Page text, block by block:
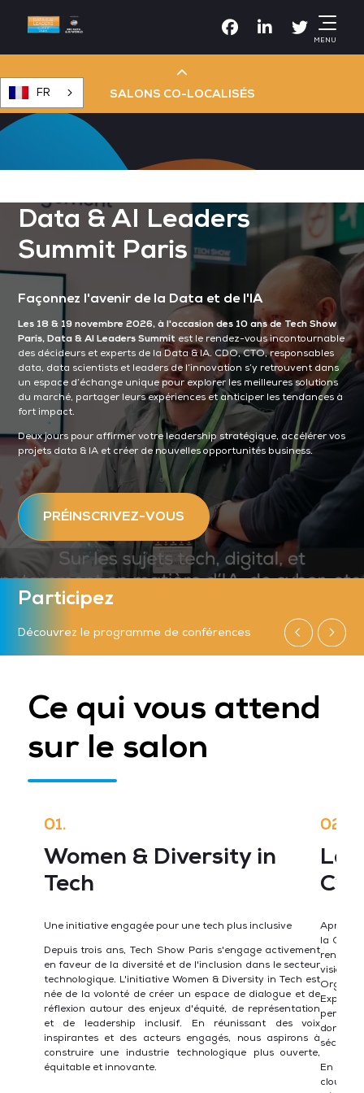
FacebookLinkedinTwitter
MENU
FR SALONS CO-LOCALISÉS
Cloud & AI Infrastructure
Cloud & Cyber Security
Data & AI Leaders Summit
Data Centre World
Data & AI Leaders
Summit Paris
Façonnez l'avenir de la Data et de l'IA
Les 18 & 19 novembre 2026, à l'occasion des 10 ans de Tech Show
Paris, Data & AI Leaders Summit est le rendez-vous incontournable
des décideurs et experts de la Data & IA. CDO, CTO, responsables
data, data scientists et leaders de l’innovation s’y retrouvent dans
un espace d’échange unique pour explorer les meilleures solutions
du marché, partager leurs expériences et anticiper les tendances à
fort impact.
Deux jours pour affirmer votre leadership stratégique, accélérer vos
projets data & IA et créer de nouvelles opportunités business.
PRÉINSCRIVEZ-VOUS
Participez
Découvrez le programme de conférences
Ce qui vous attend
sur le salon
01.
Women & Diversity in
Tech
Une initiative engagée pour une tech plus inclusive
Depuis trois ans, Tech Show Paris s'engage activement
en faveur de la diversité et de l'inclusion dans le secteur
technologique. L'initiative Women & Diversity in Tech est
née de la volonté de créer un espace de dialogue et de
réflexion autour des enjeux d'équité, de représentation
et de leadership inclusif. En réunissant des voix
inspirantes et des acteurs engagés, nous aspirons à
construire une industrie technologique plus ouverte,
équitable et innovante.
02.
Après
la
visions
Expo,
En
cloud,